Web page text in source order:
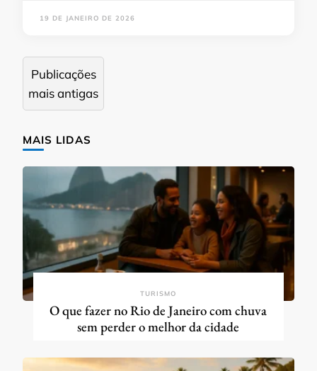
19 DE JANEIRO DE 2026
Navegação
por
posts
Publicações
mais antigas
MAIS LIDAS
TURISMO
O que fazer no Rio de Janeiro com chuva
sem perder o melhor da cidade